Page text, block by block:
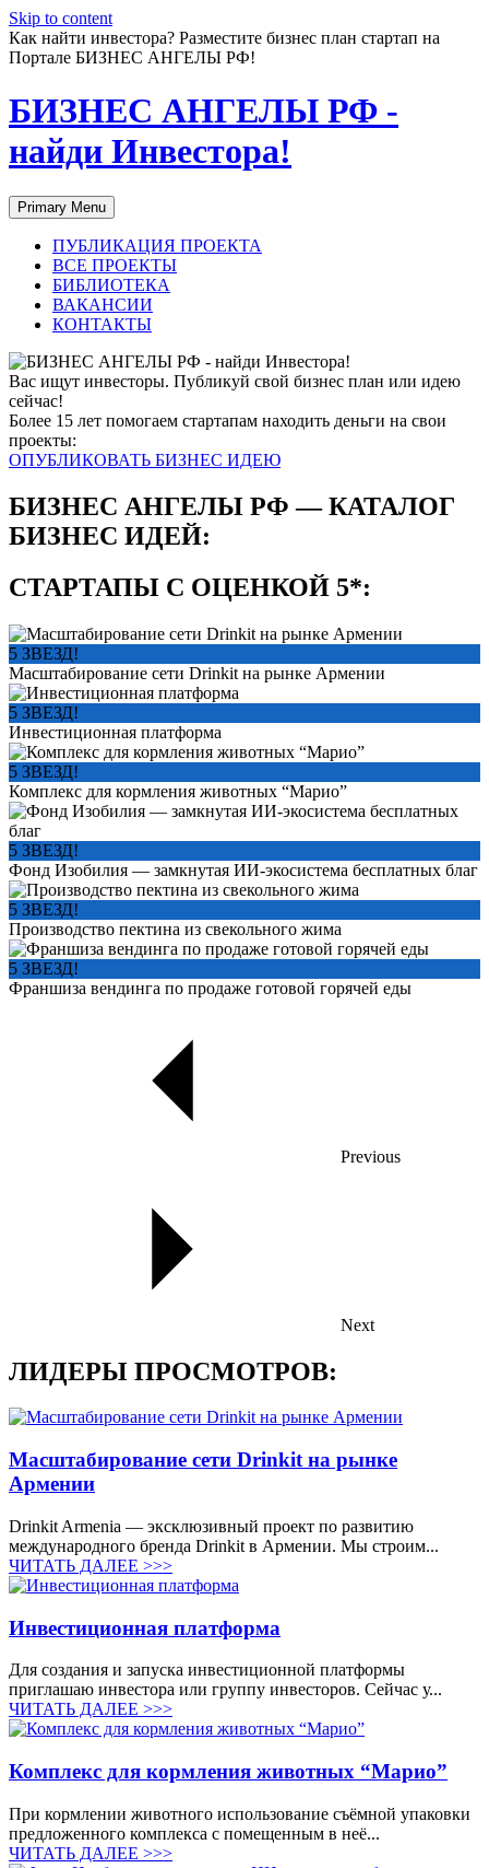
Skip to content
Как найти инвестора? Разместите бизнес план стартап на
Портале БИЗНЕС АНГЕЛЫ РФ!
БИЗНЕС АНГЕЛЫ РФ -
найди Инвестора!
Primary Menu
ПУБЛИКАЦИЯ ПРОЕКТА
ВСЕ ПРОЕКТЫ
БИБЛИОТЕКА
ВАКАНСИИ
КОНТАКТЫ
Вас ищут инвесторы. Публикуй свой бизнес план или идею
сейчас!
Более 15 лет помогаем стартапам находить деньги на свои
проекты:
ОПУБЛИКОВАТЬ БИЗНЕС ИДЕЮ
БИЗНЕС АНГЕЛЫ РФ — КАТАЛОГ
БИЗНЕС ИДЕЙ:
СТАРТАПЫ С ОЦЕНКОЙ 5*:
5 ЗВЕЗД!
Масштабирование сети Drinkit на рынке Армении
5 ЗВЕЗД!
Инвестиционная платформа
5 ЗВЕЗД!
Комплекс для кормления животных “Марио”
5 ЗВЕЗД!
Фонд Изобилия — замкнутая ИИ-экосистема бесплатных благ
5 ЗВЕЗД!
Производство пектина из свекольного жима
5 ЗВЕЗД!
Франшиза вендинга по продаже готовой горячей еды
Previous
Next
ЛИДЕРЫ ПРОСМОТРОВ:
Масштабирование сети Drinkit на рынке
Армении
Drinkit Armenia — эксклюзивный проект по развитию
международного бренда Drinkit в Армении. Мы строим...
ЧИТАТЬ ДАЛЕЕ >>>
Инвестиционная платформа
Для создания и запуска инвестиционной платформы
приглашаю инвестора или группу инвесторов. Сейчас у...
ЧИТАТЬ ДАЛЕЕ >>>
Комплекс для кормления животных “Марио”
При кормлении животного использование съёмной упаковки
предложенного комплекса с помещенным в неё...
ЧИТАТЬ ДАЛЕЕ >>>